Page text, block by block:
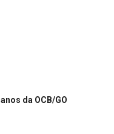
da OCB/GO